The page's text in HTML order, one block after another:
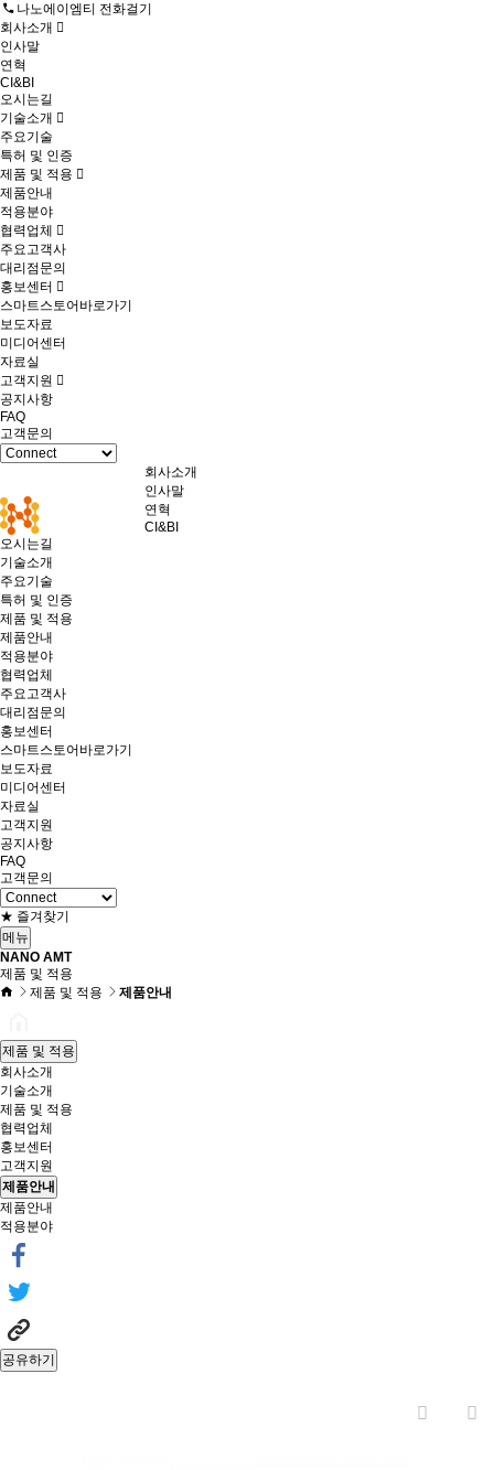
나노에이엠티 전화걸기
회사소개
인사말
연혁
CI&BI
오시는길
기술소개
주요기술
특허 및 인증
제품 및 적용
제품안내
적용분야
협력업체
주요고객사
대리점문의
홍보센터
스마트스토어바로가기
보도자료
미디어센터
자료실
고객지원
공지사항
FAQ
고객문의
회사소개
인사말
연혁
CI&BI
오시는길
기술소개
주요기술
특허 및 인증
제품 및 적용
제품안내
적용분야
협력업체
주요고객사
대리점문의
홍보센터
스마트스토어바로가기
보도자료
미디어센터
자료실
고객지원
공지사항
FAQ
고객문의
★ 즐겨찾기
메뉴
NANO AMT
제품 및 적용
제품 및 적용
제품안내
제품 및 적용
회사소개
기술소개
제품 및 적용
협력업체
홍보센터
고객지원
제품안내
제품안내
적용분야
공유하기